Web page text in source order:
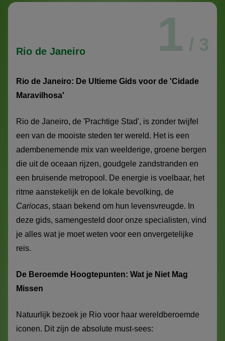
Rio de Janeiro 1 / 3
Rio de Janeiro: De Ultieme Gids voor de 'Cidade
Maravilhosa'
Rio de Janeiro, de 'Prachtige Stad', is zonder twijfel
een van de mooiste steden ter wereld. Het is een
adembenemende mix van weelderige, groene bergen
die uit de oceaan rijzen, goudgele zandstranden en
een bruisende metropool. De energie is voelbaar, het
ritme aanstekelijk en de lokale bevolking, de
Cariocas, staan bekend om hun levensvreugde. In
deze gids, samengesteld door onze specialisten, vind
je alles wat je moet weten voor een onvergetelijke
reis.
De Beroemde Hoogtepunten: Wat je Niet Mag
Missen
Natuurlijk bezoek je Rio voor haar wereldberoemde
iconen. Dit zijn de absolute must-sees: